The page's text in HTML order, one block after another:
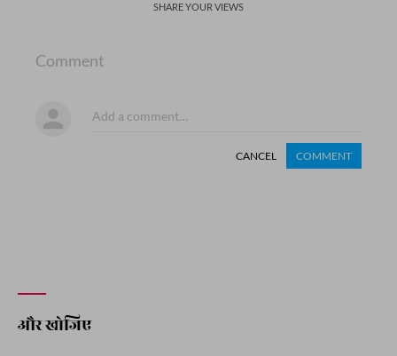
SHARE YOUR VIEWS
Comment
CANCEL COMMENT
और खोजिए